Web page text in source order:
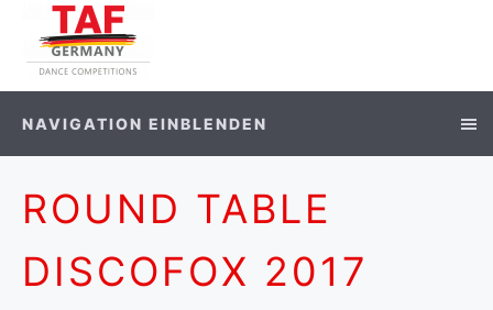
NAVIGATION EINBLENDEN
ROUND TABLE
DISCOFOX 2017